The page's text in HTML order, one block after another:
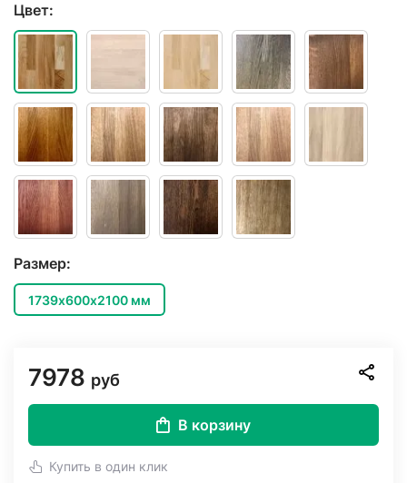
Цвет:
Размер:
1739х600х2100 мм
7978 руб
В корзину
Купить в один клик